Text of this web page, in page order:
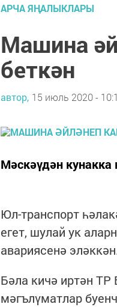
АРЧА ЯҢАЛЫКЛАРЫ
Машина
беткән
автор, 15 июль 2020 -
Мәскәүдән
Юл-транспорт
егет, шулай ук
авариясенә
Бәла кичә иртән
мәгълүматлар